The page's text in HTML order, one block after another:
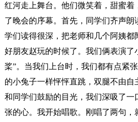
红河走上舞台。他们微笑着，甜蜜着
了晚会的序幕。首先，同学们齐声朗
学们读得很深，把老师和几个阿姨都
好朋友赵玩的时候了。我们俩表演了
桨”。当我们上台时，我们都有点紧
的小兔子一样怦怦直跳，双腿不由自
和同学们鼓励的目光，我们深吸了一
张的心。我开始唱歌。刚唱了两句，